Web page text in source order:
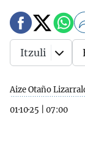
Aize Otaño
01·10·25
07:00
Itzuli